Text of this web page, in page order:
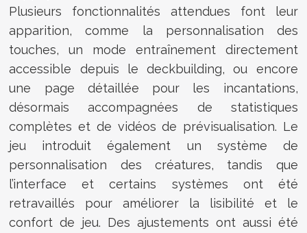
Plusieurs fonctionnalités attendues font leur
apparition, comme la personnalisation des
touches, un mode entraînement directement
accessible depuis le deckbuilding, ou encore
une page détaillée pour les incantations,
désormais accompagnées de statistiques
complètes et de vidéos de prévisualisation. Le
jeu introduit également un système de
personnalisation des créatures, tandis que
l’interface et certains systèmes ont été
retravaillés pour améliorer la lisibilité et le
confort de jeu. Des ajustements ont aussi été